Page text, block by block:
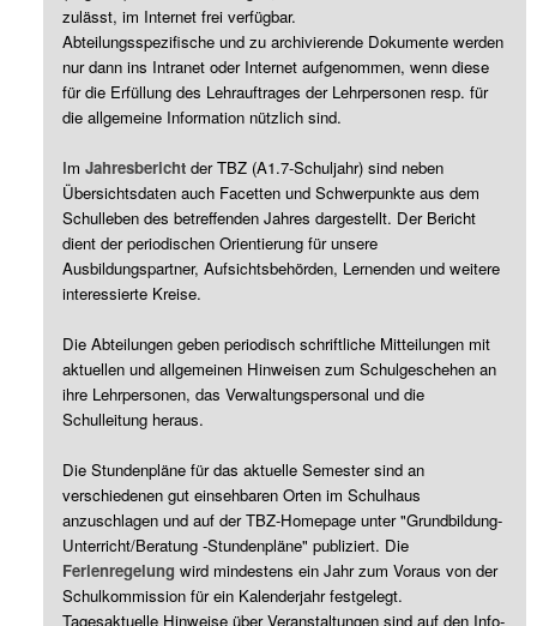
zulässt, im Internet frei verfügbar.
Abteilungsspezifische und zu archivierende Dokumente werden
nur dann ins Intranet oder Internet aufgenommen, wenn diese
für die Erfüllung des Lehrauftrages der Lehrpersonen resp. für
die allgemeine Information nützlich sind.
Im Jahresberichtder TBZ (A1.7-Schuljahr) sind neben
Übersichtsdaten auch Facetten und Schwerpunkte aus dem
Schulleben des betreffenden Jahres dargestellt. Der Bericht
dient der periodischen Orientierung für unsere
Ausbildungspartner, Aufsichtsbehörden, Lernenden und weitere
interessierte Kreise.
Die Abteilungen geben periodisch schriftliche Mitteilungen mit
aktuellen und allgemeinen Hinweisen zum Schulgeschehen an
ihre Lehrpersonen, das Verwaltungspersonal und die
Schulleitung heraus.
Die Stundenpläne für das aktuelle Semester sind an
verschiedenen gut einsehbaren Orten im Schulhaus
anzuschlagen und auf der TBZ-Homepage unter "Grundbildung-
Unterricht/Beratung -Stundenpläne" publiziert. Die
Ferienregelung wird mindestens ein Jahr zum Voraus von der
Schulkommission für ein Kalenderjahr festgelegt.
Tagesaktuelle Hinweise über Veranstaltungen sind auf den Info-